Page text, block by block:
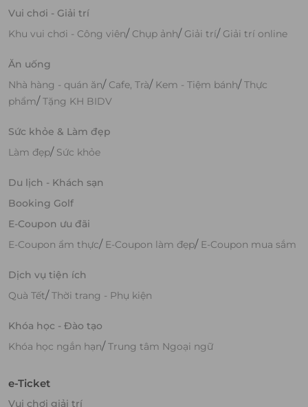
Vui chơi - Giải trí
Khu vui chơi - Công viên/ Chụp ảnh/ Giải trí/ Giải trí online
Ăn uống
Nhà hàng - quán ăn/ Cafe, Trà/ Kem - Tiệm bánh/Thực
phẩm/Tặng KH BIDV
Sức khỏe & Làm đẹp
Làm đẹp/ Sức khỏe
Du lịch - Khách sạn
Booking Golf
E-Coupon ưu đãi
E-Coupon ẩm thực/ E-Coupon làm đẹp/ E-Coupon mua sắm
Dịch vụ tiện ích
Quà Tết/Thời trang - Phụ kiện
Khóa học - Đào tạo
Khóa học ngắn hạn/Trung tâm Ngoại ngữ
e-Ticket
Vui chơi giải trí